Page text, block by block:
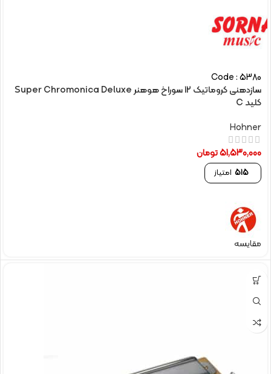
Code : 5380
سازدهنی کروماتیک 12 سوراخ هوهنر Super Chromonica Deluxe
کلید C
Hohner
51,530,000تومان
515 امتیاز
مقایسه